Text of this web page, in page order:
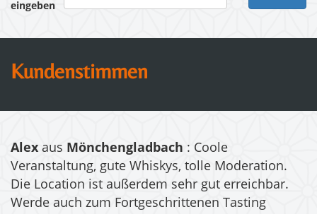
eingeben
Kundenstimmen
Alex aus Mönchengladbach : Coole
Veranstaltung, gute Whiskys, tolle Moderation.
Die Location ist außerdem sehr gut erreichbar.
Werde auch zum Fortgeschrittenen Tasting